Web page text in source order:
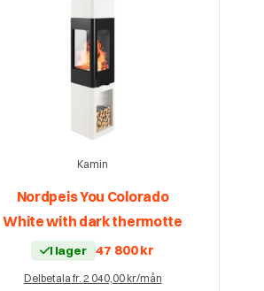
Kamin
Nordpeis You Colorado
White with dark thermotte
I lager 47 800kr
Delbetala fr. 2 040,00 kr/mån